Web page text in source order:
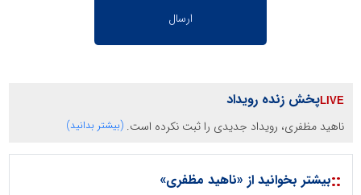
پخش زنده رویداد
ناهید مظفری، رویداد جدیدی را ثبت نکرده است. (بیشتر بدانید)
::بیشتر بخوانید از «ناهید مظفری»